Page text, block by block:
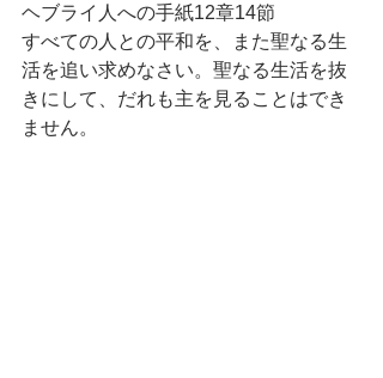
ヘブライ人への手紙12章14節
すべての人との平和を、また聖なる生
活を追い求めなさい。聖なる生活を抜
きにして、だれも主を見ることはでき
ません。